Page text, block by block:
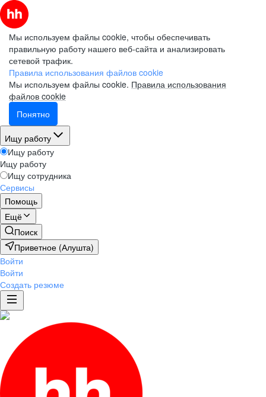
Мы используем файлы cookie, чтобы обеспечивать
правильную работу нашего веб-сайта и анализировать
сетевой трафик.
Правила использования файлов cookie
Мы используем файлы cookie. Правила использования
файлов cookie
Понятно
Ищу работу
Ищу работу
Ищу работу
Ищу сотрудника
Сервисы
Помощь
Ещё
Поиск
Приветное (Алушта)
Войти
Войти
Создать резюме